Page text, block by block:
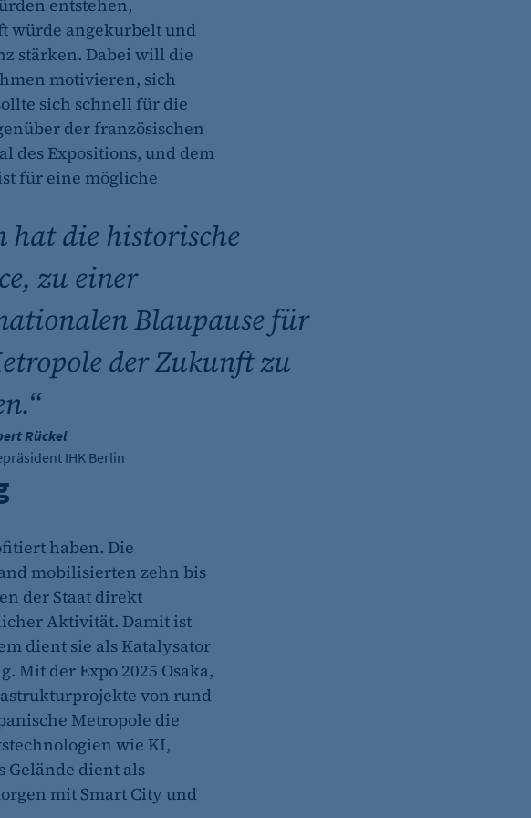
Sessions (z. B. bei Login, Umfrage
zur Identifizierung verwendet.
Einverständnis-Optionen des Benutzers
entstehen,
würde angekurbelt und
stärken. Dabei will die
motivieren, sich
sich schnell für die
der französischen
des Expositions, und dem
für eine mögliche
hat die historische
zu einer
Blaupause für
der Zukunft zu
Rückel
IHK Berlin
haben. Die
mobilisierten zehn bis
der Staat direkt
Aktivität. Damit ist
dient sie als Katalysator
Mit der Expo 2025 Osaka,
von rund
Metropole die
wie KI,
Gelände dient als
mit Smart City und